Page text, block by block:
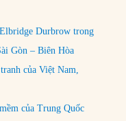
Durbrow trong
Gòn – Biên Hòa
của Việt Nam,
của Trung Quốc